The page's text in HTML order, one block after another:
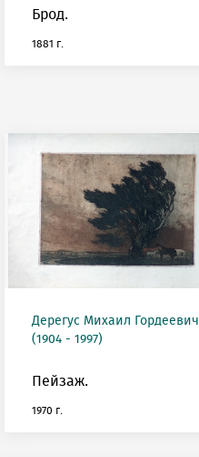
Брод.
1881 г.
Дерегус Михаил Гордеевич
(1904 - 1997)
Пейзаж.
1970 г.